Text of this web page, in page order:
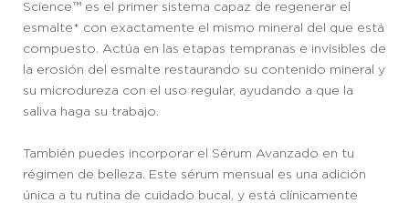
Science™ es el primer sistema capaz de regenerar el
esmalte* con exactamente el mismo mineral del que está
compuesto. Actúa en las etapas tempranas e invisibles de
la erosión del esmalte restaurando su contenido mineral y
su microdureza con el uso regular, ayudando a que la
saliva haga su trabajo.
También puedes incorporar el Sérum Avanzado en tu
régimen de belleza. Este sérum mensual es una adición
única a tu rutina de cuidado bucal, y está clínicamente